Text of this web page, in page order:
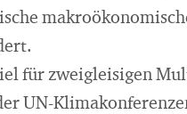
für zweigleisigen
UN-